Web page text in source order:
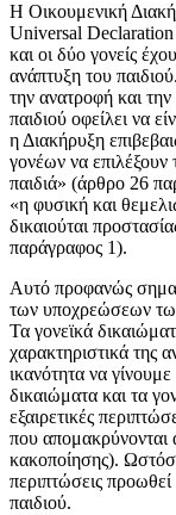
Η Οικουμενική
Universal Declaration
και οι δύο γονείς
ανάπτυξη του
την ανατροφή και
παιδιού οφείλει να
η Διακήρυξη
γονέων να επιλέξουν
παιδιά» (άρθρο 26
«η φυσική και
δικαιούται
παράγραφος 1).
Αυτό προφανώς
των υποχρεώσεων των
Τα γονεϊκά
χαρακτηριστικά της
ικανότητα να
δικαιώματα και τα
εξαιρετικές
που απομακρύνονται
κακοποίησης).
περιπτώσεις
παιδιού.